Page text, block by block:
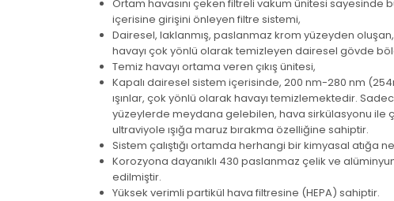
Ortam havasını çeken filtreli vakum ünitesi sayesinde
içerisine girişini önleyen filtre sistemi,
Dairesel, laklanmış, paslanmaz krom yüzeyden oluşan,
havayı çok yönlü olarak temizleyen dairesel gövde
Temiz havayı ortama veren çıkış ünitesi,
Kapalı dairesel sistem içerisinde, 200 nm-280 nm
ışınlar, çok yönlü olarak havayı temizlemektedir.
yüzeylerde meydana gelebilen, hava sirkülasyonu ile
ultraviyole ışığa maruz bırakma özelliğine sahiptir.
Sistem çalıştığı ortamda herhangi bir kimyasal atığa
Korozyona dayanıklı 430 paslanmaz çelik ve
edilmiştir.
Yüksek verimli partikül hava filtresine (HEPA) sahiptir.